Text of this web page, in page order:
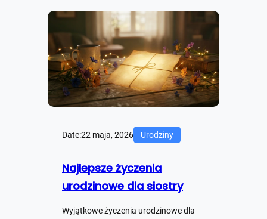
Date:22 maja, 2026 Urodziny
Najlepsze życzenia
urodzinowe dla siostry
Wyjątkowe życzenia urodzinowe dla